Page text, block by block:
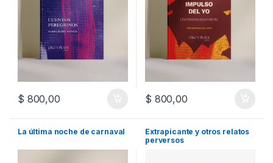
$ 800,00 $ 800,00
La última noche de carnaval
Extrapicante y otros relatos
perversos